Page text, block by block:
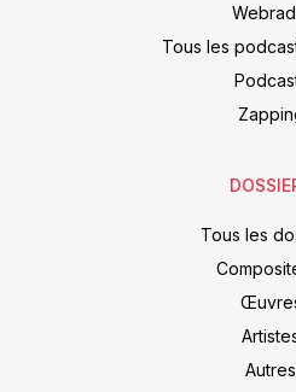
Tous les
Tous les
Autres